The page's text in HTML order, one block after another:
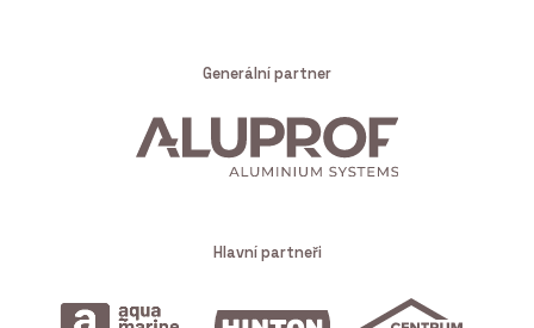
Generální partner
Hlavní partneři